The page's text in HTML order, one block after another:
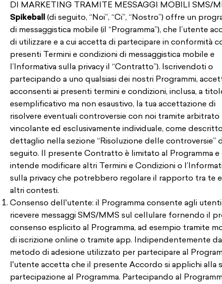
DI MARKETING TRAMITE MESSAGGI MOBILI SMS/
Spikeball (di seguito, “Noi”, “Ci”, “Nostro”) offre un
di messaggistica mobile (il “Programma”), che l’utente
di utilizzare e a cui accetta di partecipare in conformità
presenti Termini e condizioni di messaggistica mobile e
l’Informativa sulla privacy il “Contratto”). Iscrivendoti o
partecipando a uno qualsiasi dei nostri Programmi,
acconsenti ai presenti termini e condizioni, inclusa, a
esemplificativo ma non esaustivo, la tua accettazione di
risolvere eventuali controversie con noi tramite arbitrato
vincolante ed esclusivamente individuale, come
dettaglio nella sezione “Risoluzione delle controversie”
seguito. Il presente Contratto è limitato al Programma e
intende modificare altri Termini e Condizioni o
sulla privacy che potrebbero regolare il rapporto tra te
altri contesti.
Consenso dell'utente: il Programma consente agli
ricevere messaggi SMS/MMS sul cellulare fornendo il
consenso esplicito al Programma, ad esempio tramite
di iscrizione online o tramite app. Indipendentemente
metodo di adesione utilizzato per partecipare al
l'utente accetta che il presente Accordo si applichi alla
partecipazione al Programma. Partecipando al